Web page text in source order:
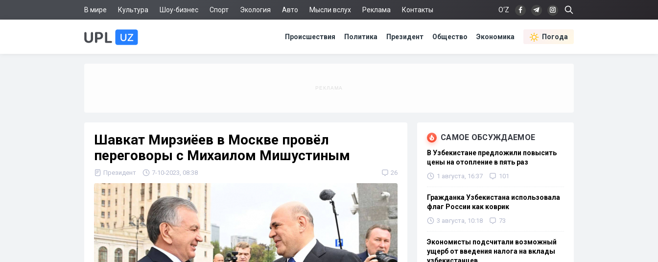
В мире Культура Шоу-бизнес Спорт Экология Авто Мысли вслух Реклама Контакты O‘Z
Происшествия Политика Президент Общество Экономика Погода
Шавкат Мирзиёев в Москве провёл
переговоры с Михаилом Мишустиным
Президент 7-10-2023, 08:38 26
САМОЕ ОБСУЖДАЕМОЕ
В Узбекистане предложили повысить
цены на отопление в пять раз
1 августа, 16:37 101
Гражданка Узбекистана использовала
флаг России как коврик
3 августа, 10:18 73
Экономисты подсчитали возможный
ущерб от введения налога на вклады